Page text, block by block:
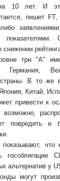
10 лет. И
пишет
три "А"
Германия,
В то же
Китай,
привести к
возможно,
повредить и
альтернатив у
могут